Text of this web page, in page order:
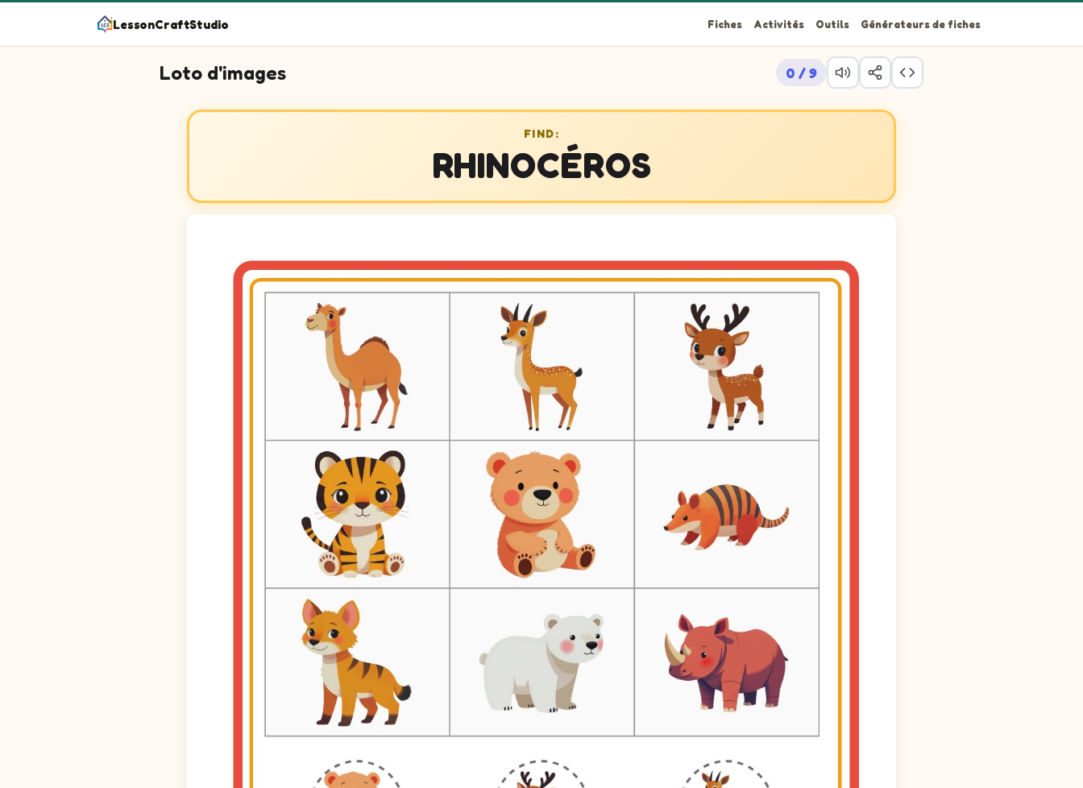
LessonCraftStudio Fiches Activités Outils Générateurs de fiches
Loto d'images 0 / 9
FIND:
RHINOCÉROS
Trouve les images correspondantes pour gagner!